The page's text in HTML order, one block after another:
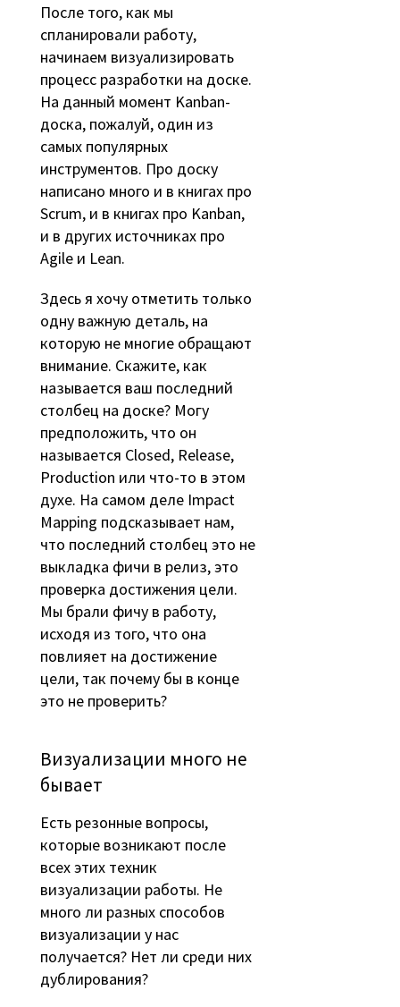
После того, как мы
спланировали работу,
начинаем визуализировать
процесс разработки на доске.
На данный момент Kanban-
доска, пожалуй, один из
самых популярных
инструментов. Про доску
написано много и в книгах про
Scrum, и в книгах про Kanban,
и в других источниках про
Agile и Lean.
Здесь я хочу отметить только
одну важную деталь, на
которую не многие обращают
внимание. Скажите, как
называется ваш последний
столбец на доске? Могу
предположить, что он
называется Closed, Release,
Production или что-то в этом
духе. На самом деле Impact
Mapping подсказывает нам,
что последний столбец это не
выкладка фичи в релиз, это
проверка достижения цели.
Мы брали фичу в работу,
исходя из того, что она
повлияет на достижение
цели, так почему бы в конце
это не проверить?
Визуализации много не
бывает
Есть резонные вопросы,
которые возникают после
всех этих техник
визуализации работы. Не
много ли разных способов
визуализации у нас
получается? Нет ли среди них
дублирования?